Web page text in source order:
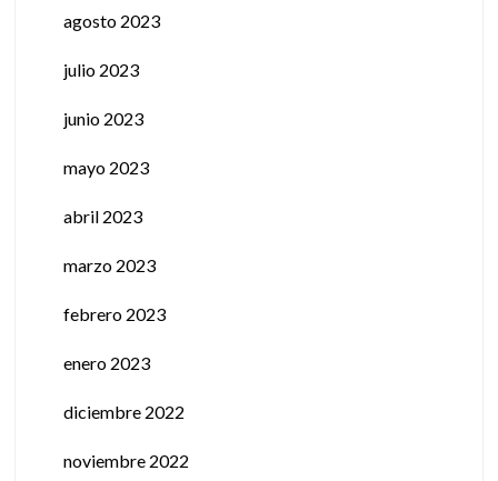
agosto 2023
julio 2023
junio 2023
mayo 2023
abril 2023
marzo 2023
febrero 2023
enero 2023
diciembre 2022
noviembre 2022